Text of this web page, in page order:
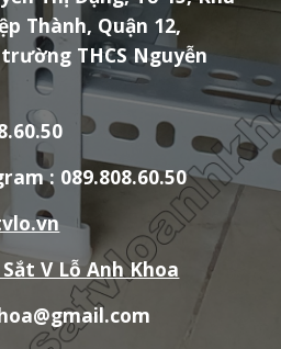
Thành, Quận 12,
THCS Nguyễn
: 089.808.60.50
Sắt V Lỗ Anh Khoa